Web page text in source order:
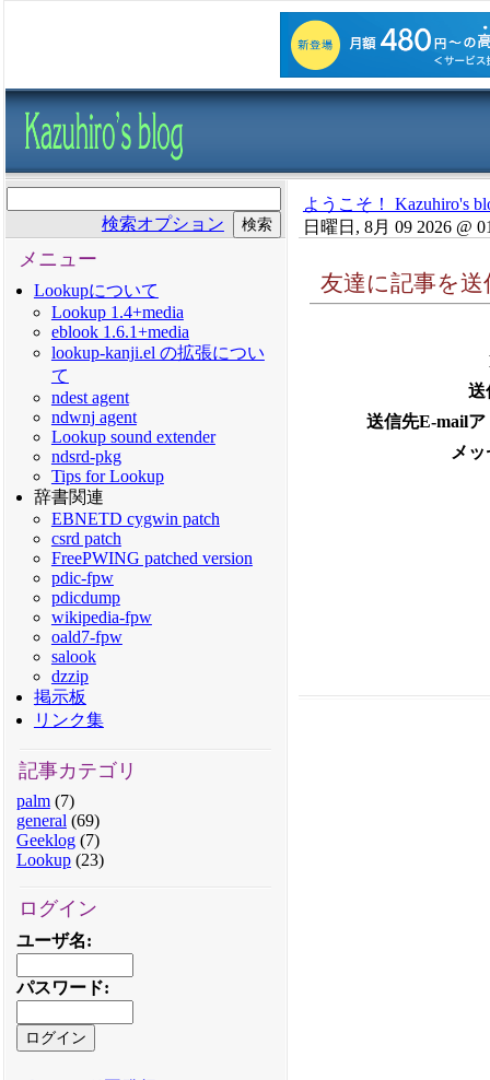
検索オプション
メニュー
Lookupについて
Lookup 1.4+media
eblook 1.6.1+media
lookup-kanji.el の拡張につい
て
ndest agent
ndwnj agent
Lookup sound extender
ndsrd-pkg
Tips for Lookup
辞書関連
EBNETD cygwin patch
csrd patch
FreePWING patched version
pdic-fpw
pdicdump
wikipedia-fpw
oald7-fpw
salook
dzzip
掲示板
リンク集
記事カテゴリ
palm(7)
general (69)
Geeklog(7)
Lookup(23)
ログイン
ユーザ名:
パスワード:
ようこそ！ Kazuhiro's
日曜日, 8月 09 2026 @
友達に記事を
送
送信先E-mail
メ